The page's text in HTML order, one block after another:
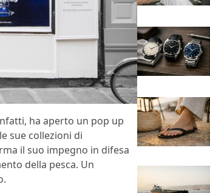
ha aperto un pop up
sue collezioni di
il suo impegno in difesa
della pesca. Un